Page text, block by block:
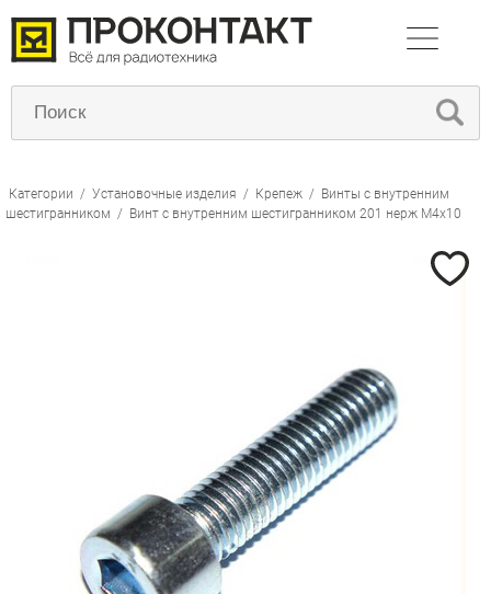
Категории / Установочные изделия / Крепеж / Винты с внутренним
шестигранником / Винт с внутренним шестигранником 201 нерж М4х10